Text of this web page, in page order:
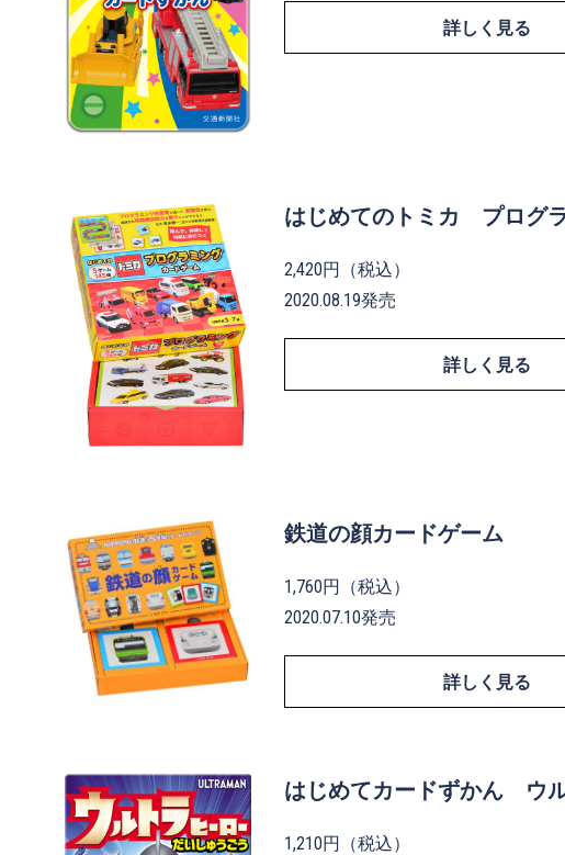
詳しく見る
はじめてのトミカ プログ
2,420円（税込）
2020.08.19発売
詳しく見る
鉄道の顔カードゲーム
1,760円（税込）
2020.07.10発売
詳しく見る
はじめてカードずかん ウ
1,210円（税込）